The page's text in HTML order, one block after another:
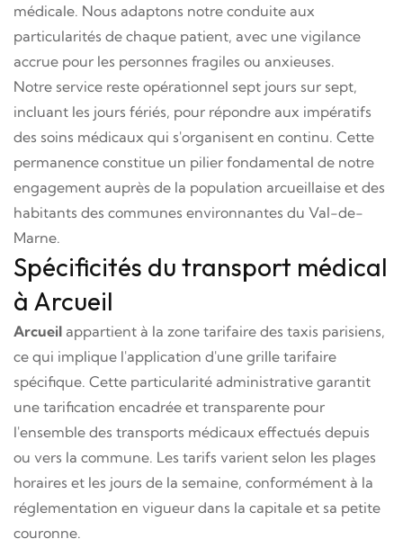
médicale. Nous adaptons notre conduite aux
particularités de chaque patient, avec une vigilance
accrue pour les personnes fragiles ou anxieuses.
Notre service reste opérationnel sept jours sur sept,
incluant les jours fériés, pour répondre aux impératifs
des soins médicaux qui s'organisent en continu. Cette
permanence constitue un pilier fondamental de notre
engagement auprès de la population arcueillaise et des
habitants des communes environnantes du Val-de-
Marne.
Spécificités du transport médical
à Arcueil
Arcueil appartient à la zone tarifaire des taxis parisiens,
ce qui implique l'application d'une grille tarifaire
spécifique. Cette particularité administrative garantit
une tarification encadrée et transparente pour
l'ensemble des transports médicaux effectués depuis
ou vers la commune. Les tarifs varient selon les plages
horaires et les jours de la semaine, conformément à la
réglementation en vigueur dans la capitale et sa petite
couronne.